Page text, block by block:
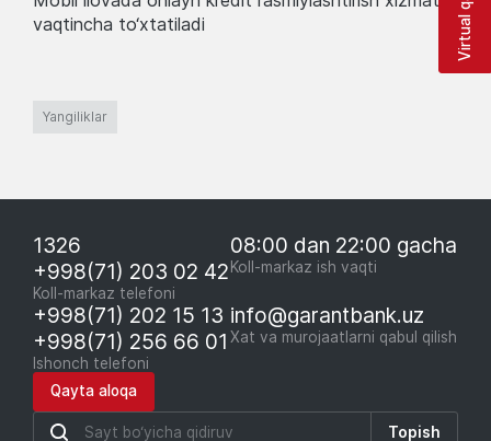
vaqtincha to‘xtatiladi
Yangiliklar
1326
+998(71) 203 02 42
Koll-markaz telefoni
08:00 dan 22:00 gacha
Koll-markaz ish vaqti
+998(71) 202 15 13
+998(71) 256 66 01
Ishonch telefoni
info@garantbank.uz
Xat va murojaatlarni qabul qilish
Qayta aloqa
Topish